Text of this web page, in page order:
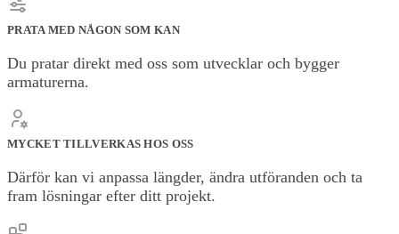
PRATA MED NÅGON SOM KAN
Du pratar direkt med oss som utvecklar och bygger
armaturerna.
MYCKET TILLVERKAS HOS OSS
Därför kan vi anpassa längder, ändra utföranden och ta
fram lösningar efter ditt projekt.